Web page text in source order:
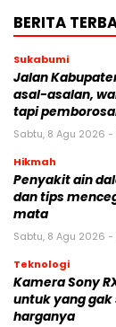
BERITA
Sukabumi
Jalan
asal-asalan,
tapi
Sabtu, 8 Agu 2026 -
Hikmah
Penyakit ain
dan tips
mata
Sabtu, 8 Agu 2026 -
Teknologi
Kamera Sony
untuk yang
harganya